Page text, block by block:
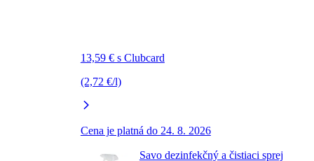
13,59 € s Clubcard
(2,72 €/l)
Cena je platná do 24. 8. 2026
Savo dezinfekčný a čistiaci sprej